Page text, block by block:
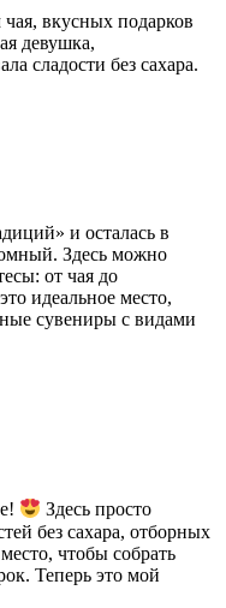
вкусных подарков
девушка,
сладости без сахара.
и осталась в
Здесь можно
от чая до
идеальное место,
сувениры с видами
Здесь просто
без сахара, отборных
чтобы собрать
Теперь это мой